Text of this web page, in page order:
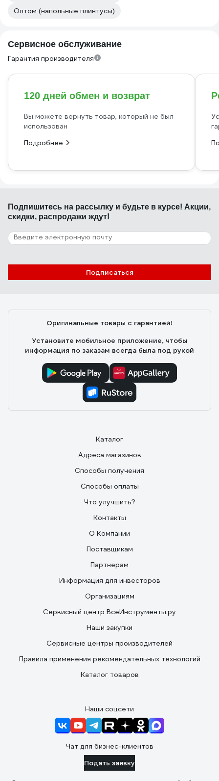
Оптом (напольные плинтусы)
Сервисное обслуживание
Гарантия производителя
120 дней обмен и возврат
Вы можете вернуть товар, который не был
использован
Подробнее
Подпишитесь на рассылку и будьте в курсе! Акции,
скидки, распродажи ждут!
Подписаться
Оригинальные товары с гарантией!
Установите мобильное приложение, чтобы
информация по заказам всегда была под рукой
Каталог
Адреса магазинов
Способы получения
Способы оплаты
Что улучшить?
Контакты
О Компании
Поставщикам
Партнерам
Информация для инвесторов
Организациям
Сервисный центр ВсеИнструменты.ру
Наши закупки
Сервисные центры производителей
Правила применения рекомендательных технологий
Каталог товаров
Наши соцсети
Чат для бизнес-клиентов
Подать заявку